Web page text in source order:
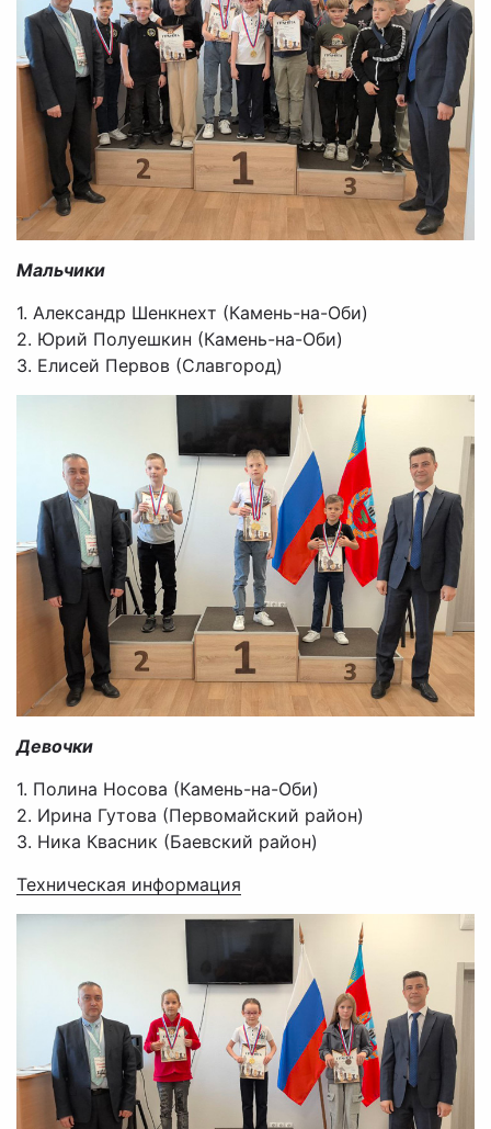
Мальчики
1. Александр Шенкнехт (Камень-на-Оби)
2. Юрий Полуешкин (Камень-на-Оби)
3. Елисей Первов (Славгород)
Девочки
1. Полина Носова (Камень-на-Оби)
2. Ирина Гутова (Первомайский район)
3. Ника Квасник (Баевский район)
Техническая информация